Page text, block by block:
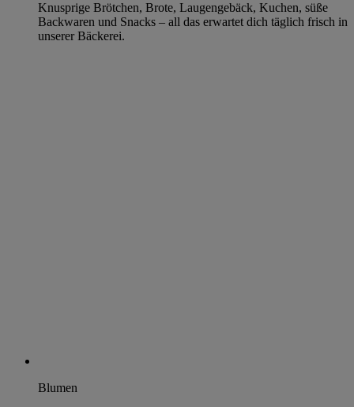
Knusprige Brötchen, Brote, Laugengebäck, Kuchen, süße
Backwaren und Snacks – all das erwartet dich täglich frisch in
unserer Bäckerei.
Blumen